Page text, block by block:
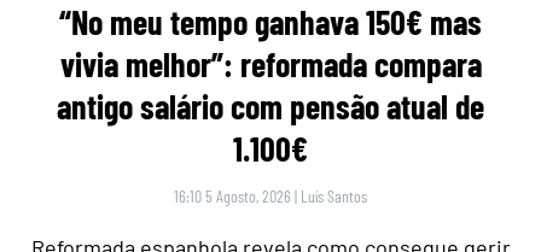
“No meu tempo ganhava 150€ mas
vivia melhor”: reformada compara
antigo salário com pensão atual de
1.100€
16:10 5 Agosto, 2026 | Luís Santos